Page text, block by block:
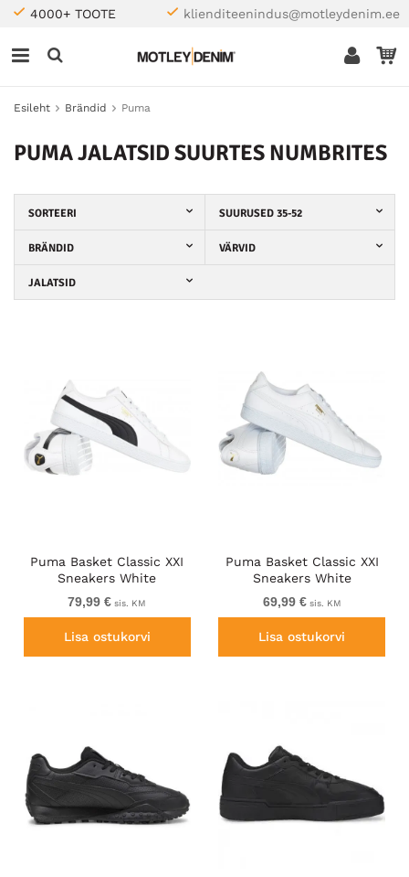
4000+ TOOTE klienditeenindus@motleydenim.ee
Esileht Brändid Puma
PUMA JALATSID SUURTES NUMBRITES
SORTEERI SUURUSED 35-52
BRÄNDID VÄRVID
JALATSID
Puma Basket Classic XXI
Sneakers White
79,99 € sis. KM
Lisa ostukorvi
Puma Basket Classic XXI
Sneakers White
69,99 €sis. KM
Lisa ostukorvi